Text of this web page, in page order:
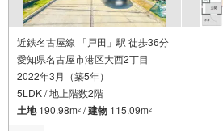
近鉄名古屋線 「戸田」駅 徒歩36分
愛知県名古屋市港区大西2丁目
2022年3月（築5年）
5LDK / 地上階数2階
土地190.98m2 /建物 115.09m2